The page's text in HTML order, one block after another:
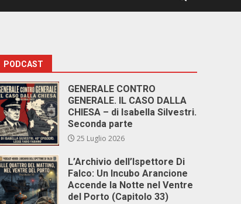
PODCAST
GENERALE CONTRO
GENERALE. IL CASO DALLA
CHIESA – di Isabella Silvestri.
Seconda parte
25 Luglio 2026
L’Archivio dell’Ispettore Di
Falco: Un Incubo Arancione
Accende la Notte nel Ventre
del Porto (Capitolo 33)